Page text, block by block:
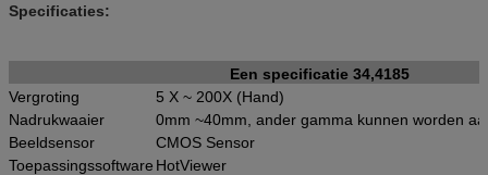
Specificaties:
Een specificatie 34,4185
Vergroting
5 X ~ 200X (Hand)
Nadrukwaaier
0mm ~40mm, ander gamma kunnen worden
Beeldsensor
CMOS Sensor
Toepassingssoftware HotViewer